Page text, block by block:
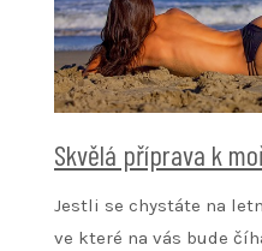
Skvělá příprava k
Jestli se chystáte na
ve které na vás bude